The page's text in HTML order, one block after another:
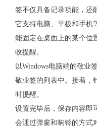
签不仅具备记录功能，还
它支持电脑、平板和手机
能固定在桌面上的某个位
收提醒。
以Windows电脑端的敬业
敬业签的列表中。接着，
时提醒。
设置完毕后，保存内容即
会通过弹窗和响铃的方式